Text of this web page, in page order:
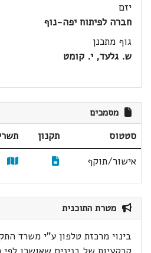
יזם
חברה לפיתוח יפה-נוף
גוף מתכנן
ש. גלעד, י. קומט
מסמכים
סטטוס תקנון
אישור/תוקף
מטרת התוכנית
בינוי מרכזת טלפון ע"י משרד